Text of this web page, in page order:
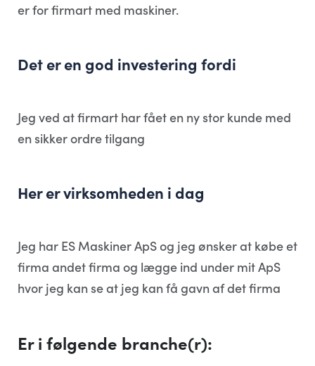
er for firmart med maskiner.
Det er en god investering fordi
Jeg ved at firmart har fået en ny stor kunde med
en sikker ordre tilgang
Her er virksomheden i dag
Jeg har ES Maskiner ApS og jeg ønsker at købe et
firma andet firma og lægge ind under mit ApS
hvor jeg kan se at jeg kan få gavn af det firma
Er i følgende branche(r):